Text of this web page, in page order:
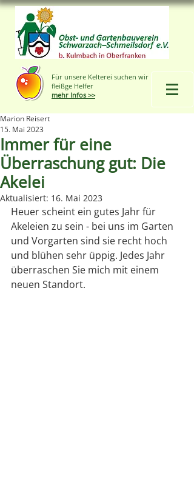
Für unsere Kelterei suchen wir
fleißge Helfer
mehr Infos >>
Immer für eine
Überraschung gut: Die
Akelei
Marion Reisert
15. Mai 2023
Aktualisiert: 16. Mai 2023
Heuer scheint ein gutes Jahr für
Akeleien zu sein - bei uns im Garten
und Vorgarten sind sie recht hoch
und blühen sehr üppig. Jedes Jahr
überraschen Sie mich mit einem
neuen Standort.